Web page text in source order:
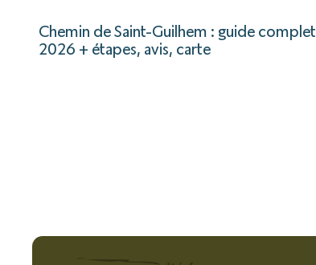
Chemin de Saint-Guilhem : guide complet
2026 + étapes, avis, carte